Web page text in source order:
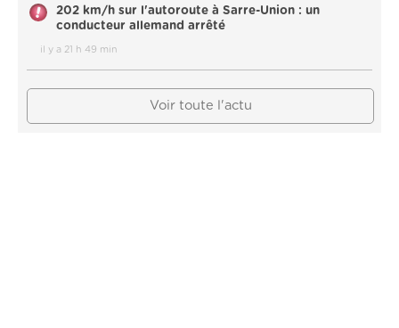
202 km/h sur l'autoroute à Sarre-Union : un
conducteur allemand arrêté
il y a 21 h 49 min
Voir toute l'actu